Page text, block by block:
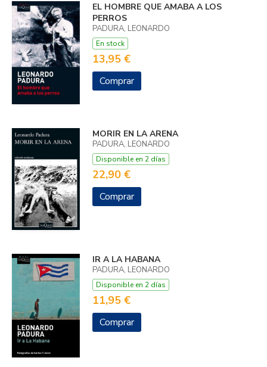
EL HOMBRE QUE AMABA A LOS
PERROS
PADURA, LEONARDO
En stock
13,95 €
Comprar
MORIR EN LA ARENA
PADURA, LEONARDO
Disponible en 2 días
22,90 €
Comprar
IR A LA HABANA
PADURA, LEONARDO
Disponible en 2 días
11,95 €
Comprar